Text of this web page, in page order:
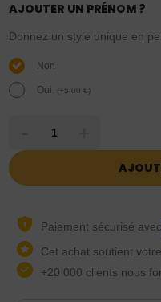
AJOUTER UN PRÉNOM ?
Donnez un style unique en
Non
Oui. (+5,00€)
Paiement sécurisé avec
Cet achat soutient
+20 000 clients nous